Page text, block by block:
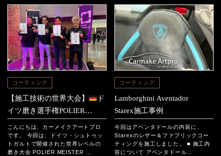
コーティング
【施工技術の世界大会】
ド
イツ磨き選手権POLIER
MEISTER SCHAFT2025に参
加｜日本チームの結果と現地
レポート
こんにちは、カーメイクアートプロ
です。 今回は、ドイツ・シュトゥッ
トガルトで開催された世界レベルの
磨き大会 POLIER MEISTER …
コーティング
Lamborghini Aventador
Starex施工事例
今回はアベンタドールの内装に、
Starexのレザー＆ファブリックコー
ティングを施工しました。 ■ 施工内
容について アベンタドール…